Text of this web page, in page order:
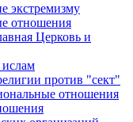
экстремизму
отношения
Церковь и
против "сект"
отношения